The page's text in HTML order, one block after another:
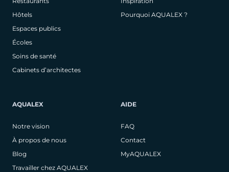
Hôtels
Espaces publics
Écoles
Soins de santé
Cabinets d’architectes
Pourquoi AQUALEX ?
AQUALEX
Notre vision
À propos de nous
Blog
Travailler chez AQUALEX
AIDE
FAQ
Contact
MyAQUALEX